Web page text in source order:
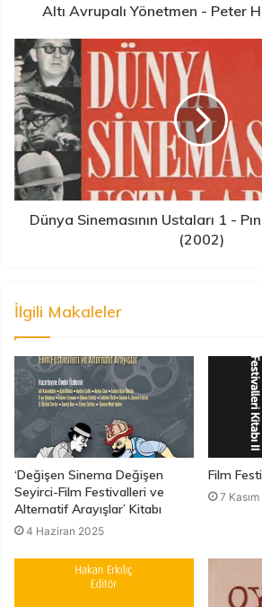
Altı Avrupalı Yönetmen - Peter
Dünya Sinemasının Ustaları 1 -
(2002)
İlgili Makaleler
‘Değişen Sinema Değişen
Seyirci-Film Festivalleri ve
Alternatif Arayışlar’ Kitabı
4 Haziran 2025
Film
7